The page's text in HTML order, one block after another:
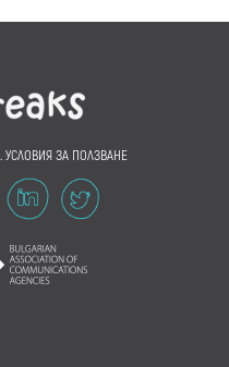
УСЛОВИЯ ЗА ПОЛЗВАНЕ